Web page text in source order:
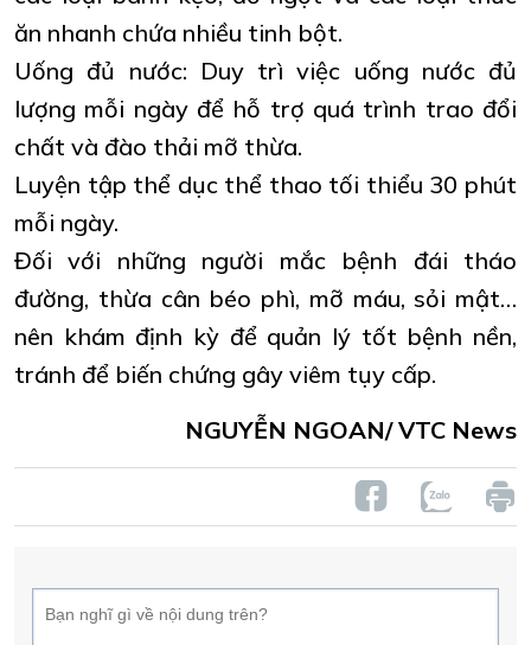
ăn nhanh chứa nhiều tinh bột.
Uống đủ nước: Duy trì việc uống nước đủ
lượng mỗi ngày để hỗ trợ quá trình trao đổi
chất và đào thải mỡ thừa.
Luyện tập thể dục thể thao tối thiểu 30 phút
mỗi ngày.
Đối với những người mắc bệnh đái tháo
đường, thừa cân béo phì, mỡ máu, sỏi mật…
nên khám định kỳ để quản lý tốt bệnh nền,
tránh để biến chứng gây viêm tụy cấp.
NGUYỄN NGOAN/ VTC News